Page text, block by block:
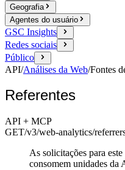
Geografia
Agentes do usuário
GSC Insights
Redes sociais
Público
API/Análises da Web/Fontes
Referentes
API + MCP
GET/v3/web-analytics/
As solicitações para
consomem unidades da